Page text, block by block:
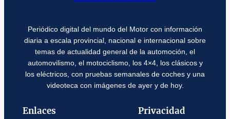
Periódico digital del mundo del Motor con información
diaria a escala provincial, nacional e internacional sobre
temas de actualidad general de la automoción, el
automovilismo, el motociclismo, los 4×4, los clásicos y
los eléctricos, con pruebas semanales de coches y una
videoteca con imágenes de ayer y de hoy.
Enlaces Privacidad